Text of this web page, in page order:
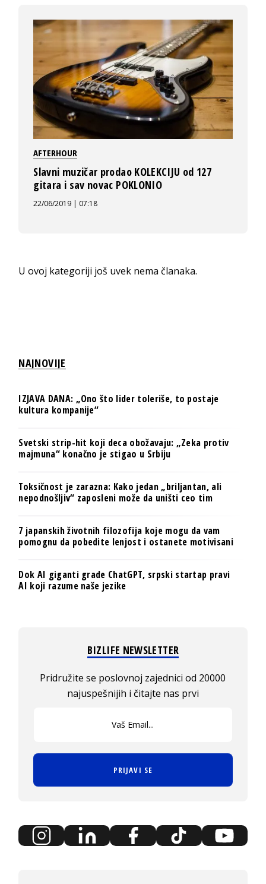
AFTERHOUR
Slavni muzičar prodao KOLEKCIJU od 127
gitara i sav novac POKLONIO
22/06/2019 | 07:18
U ovoj kategoriji još uvek nema članaka.
NAJNOVIJE
IZJAVA DANA: „Ono što lider toleriše, to postaje
kultura kompanije“
Svetski strip-hit koji deca obožavaju: „Zeka protiv
majmuna“ konačno je stigao u Srbiju
Toksičnost je zarazna: Kako jedan „briljantan, ali
nepodnošljiv“ zaposleni može da uništi ceo tim
7 japanskih životnih filozofija koje mogu da vam
pomognu da pobedite lenjost i ostanete motivisani
Dok AI giganti grade ChatGPT, srpski startap pravi
AI koji razume naše jezike
BIZLIFE NEWSLETTER
Pridružite se poslovnoj zajednici od 20000
najuspešnijih i čitajte nas prvi
PRIJAVI SE